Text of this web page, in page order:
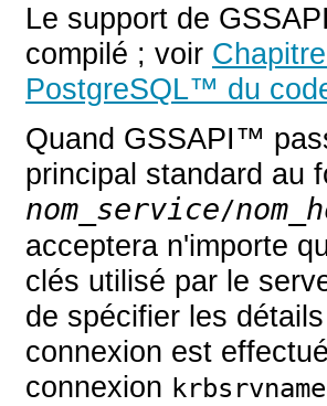
Le support de
compilé ; voir
PostgreSQL™ du
Quand GSSAPI™
principal standard au
nom_service/
acceptera n'importe
clés utilisé par le
de spécifier les
connexion est
connexion krbsrvname